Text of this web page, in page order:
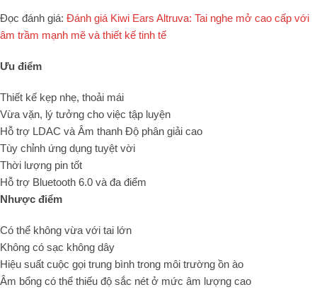
Đọc đánh giá: Đánh giá Kiwi Ears Altruva: Tai nghe mở cao cấp với
âm trầm mạnh mẽ và thiết kế tinh tế
Ưu điểm
Thiết kế kẹp nhẹ, thoải mái
Vừa vặn, lý tưởng cho việc tập luyện
Hỗ trợ LDAC và Âm thanh Độ phân giải cao
Tùy chỉnh ứng dụng tuyệt vời
Thời lượng pin tốt
Hỗ trợ Bluetooth 6.0 và đa điểm
Nhược điểm
Có thể không vừa với tai lớn
Không có sạc không dây
Hiệu suất cuộc gọi trung bình trong môi trường ồn ào
Âm bổng có thể thiếu độ sắc nét ở mức âm lượng cao